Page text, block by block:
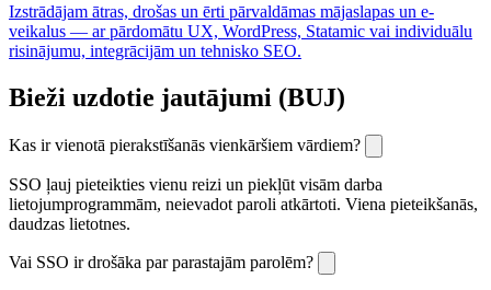
Izstrādājam ātras, drošas un ērti pārvaldāmas mājaslapas un e-
veikalus — ar pārdomātu UX, WordPress, Statamic vai individuālu
risinājumu, integrācijām un tehnisko SEO.
Bieži uzdotie jautājumi (BUJ)
Kas ir vienotā pierakstīšanās vienkāršiem vārdiem?
SSO ļauj pieteikties vienu reizi un piekļūt visām darba
lietojumprogrammām, neievadot paroli atkārtoti. Viena pieteikšanās,
daudzas lietotnes.
Vai SSO ir drošāka par parastajām parolēm?